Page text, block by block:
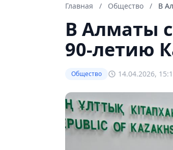
Главная / Общество / В
В Алматы
90-летию
Общество 14.04.2026,